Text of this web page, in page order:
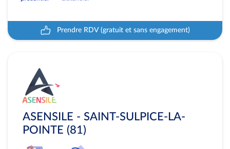
Prendre RDV (gratuit et sans engagement)
ASENSILE - SAINT-SULPICE-LA-
POINTE (81)